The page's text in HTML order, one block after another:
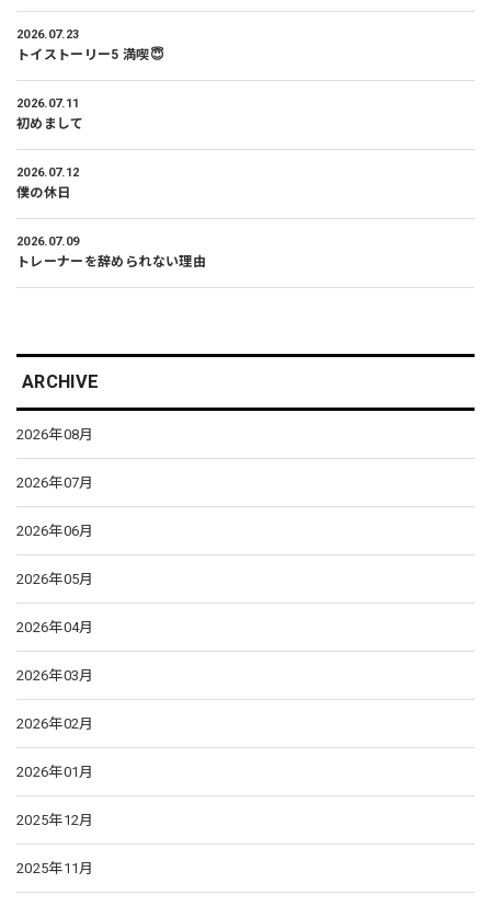
2026.07.23
トイストーリー5 満喫😇
2026.07.11
初めまして
2026.07.12
僕の休日
2026.07.09
トレーナーを辞められない理由
ARCHIVE
2026年08月
2026年07月
2026年06月
2026年05月
2026年04月
2026年03月
2026年02月
2026年01月
2025年12月
2025年11月